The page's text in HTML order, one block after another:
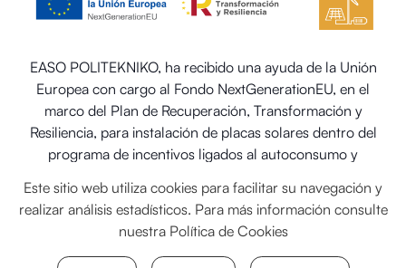
EASO POLITEKNIKO, ha recibido una ayuda de la Unión
Europea con cargo al Fondo NextGenerationEU, en el
marco del Plan de Recuperación, Transformación y
Resiliencia, para instalación de placas solares dentro del
programa de incentivos ligados al autoconsumo y
como la implantación de sistemas térmicos renovables en
el sector residencial del Ministerio para la Transición
Ecológica y el Reto Demográfico.
Este sitio web utiliza cookies para facilitar su navegación y
realizar análisis estadísticos. Para más información consulte
nuestra Política de Cookies